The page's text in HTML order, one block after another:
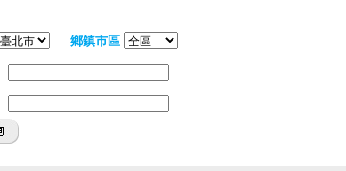
鄉鎮市區